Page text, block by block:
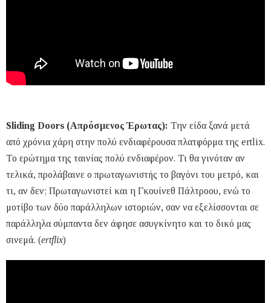
Sliding Doors (Απρόσμενος Έρωτας): Την είδα ξανά μετά
από χρόνια χάρη στην πολύ ενδιαφέρουσα πλατφόρμα της ertlix.
Το ερώτημα της ταινίας πολύ ενδιαφέρον. Τι θα γινόταν αν
τελικά, προλάβαινε ο πρωταγωνιστής το βαγόνι του μετρό, και
τι, αν δεν; Πρωταγωνιστεί και η Γκουίνεθ Πάλτροου, ενώ το
μοτίβο των δύο παράλληλων ιστοριών, σαν να εξελίσσονται σε
παράλληλα σύμπαντα δεν άφησε ασυγκίνητο και το δικό μας
σινεμά. (ertflix)